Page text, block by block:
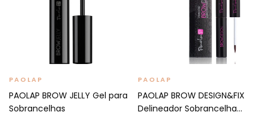
PAOLAP
PAOLAP BROW JELLY Gel para
Sobrancelhas
PAOLAP
PAOLAP BROW DESIGN&FIX
Delineador Sobrancelha...